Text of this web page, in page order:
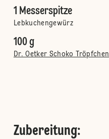
1 Messerspitze
Lebkuchengewürz
100 g
Dr. Oetker Schoko Tröpfchen
Zubereitung: